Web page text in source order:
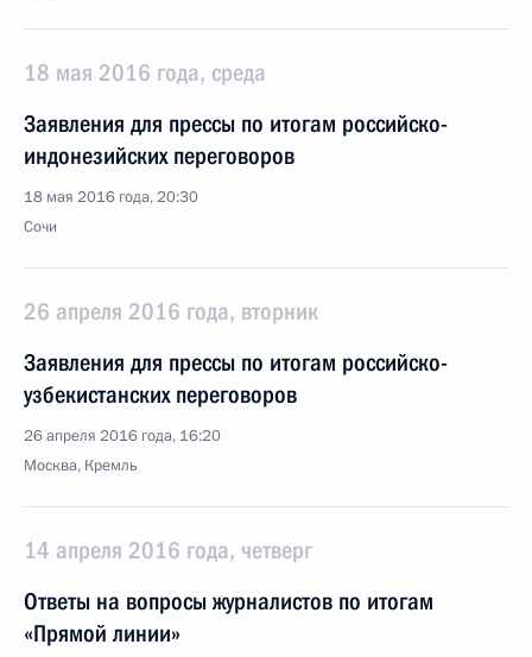
18 мая 2016 года, среда
Заявления для прессы по итогам российско-
индонезийских переговоров
18 мая 2016 года, 20:30
Сочи
26 апреля 2016 года, вторник
Заявления для прессы по итогам российско-
узбекистанских переговоров
26 апреля 2016 года, 16:20
Москва, Кремль
14 апреля 2016 года, четверг
Ответы на вопросы журналистов по итогам
«Прямой линии»